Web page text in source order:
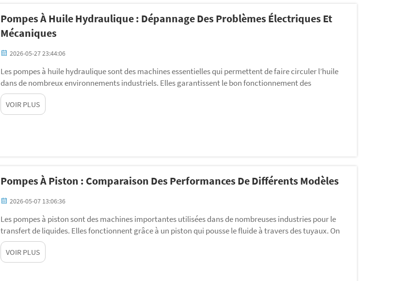
Pompes À Huile Hydraulique : Dépannage Des Problèmes Électriques Et
Mécaniques
2026-05-27 23:44:06
Les pompes à huile hydraulique sont des machines essentielles qui permettent de faire circuler l’huile
dans de nombreux environnements industriels. Elles garantissent le bon fonctionnement des
installations, qu’il s’agisse de grandes usines ou d’équipements plus petits. Toutefois, ces pompes
peuvent parfois présenter des dysfonctionnements. Lorsque cela se produit, cela peut être source de
frustration...
VOIR PLUS
Pompes À Piston : Comparaison Des Performances De Différents Modèles
2026-05-07 13:06:36
Les pompes à piston sont des machines importantes utilisées dans de nombreuses industries pour le
transfert de liquides. Elles fonctionnent grâce à un piston qui pousse le fluide à travers des tuyaux. On
les retrouve dans les usines, les exploitations agricoles ou même les véhicules automobiles. Connaître
les performances des différents modèles aide les utilisateurs à choisir la solution la plus adaptée...
VOIR PLUS